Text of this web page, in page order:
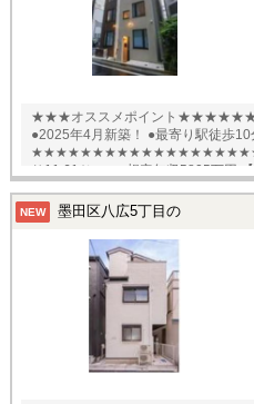
★★★オススメポイント★★★★★★★★★★★★★
●2025年4月新築！ ●最寄り駅徒歩10分！
★★★★★★★★★★★★★★★★★★★★★★★★ 【利回
り11.61％ ●想定年収5805万円 【交通】 ●京王相模原線「京王稲田
NEW 墨田区八広5丁目の